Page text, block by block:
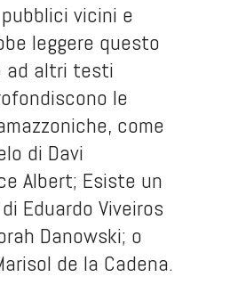
vicini e
leggere questo
ad altri testi
le
come
di Davi
Albert; Esiste un
di Eduardo Viveiros
Danowski; o
de la Cadena.